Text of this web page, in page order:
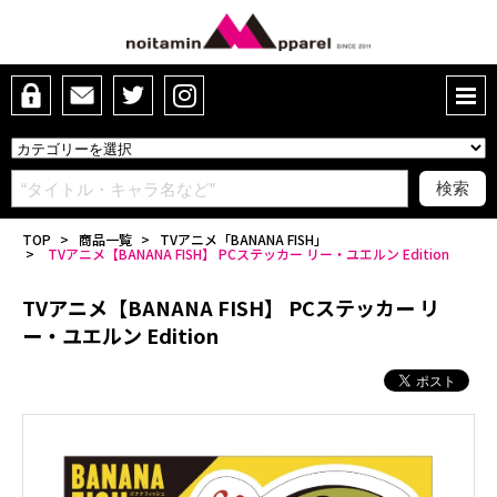
TOP > 商品一覧 > TVアニメ「BANANA FISH」
> TVアニメ【BANANA FISH】 PCステッカー リー・ユエルン Edition
TVアニメ【BANANA FISH】 PCステッカー リ
ー・ユエルン Edition